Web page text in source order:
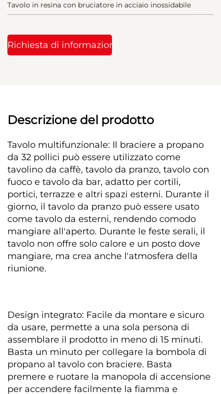
Tavolo in resina con bruciatore in acciaio inossidabile
Richiesta di informazioni
Descrizione del prodotto
Tavolo multifunzionale: Il braciere a propano
da 32 pollici può essere utilizzato come
tavolino da caffè, tavolo da pranzo, tavolo con
fuoco e tavolo da bar, adatto per cortili,
portici, terrazze e altri spazi esterni. Durante il
giorno, il tavolo da pranzo può essere usato
come tavolo da esterni, rendendo comodo
mangiare all'aperto. Durante le feste serali, il
tavolo non offre solo calore e un posto dove
mangiare, ma crea anche l'atmosfera della
riunione.
Design integrato: Facile da montare e sicuro
da usare, permette a una sola persona di
assemblare il prodotto in meno di 15 minuti.
Basta un minuto per collegare la bombola di
propano al tavolo con braciere. Basta
premere e ruotare la manopola di accensione
per accendere facilmente la fiamma e